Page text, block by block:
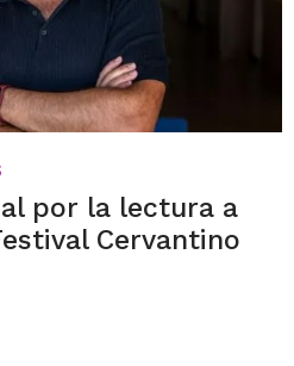
por la lectura a
Cervantino